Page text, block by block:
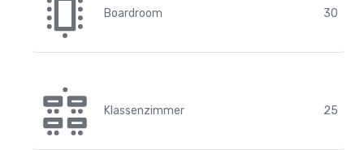
Boardroom 30
Klassenzimmer 25